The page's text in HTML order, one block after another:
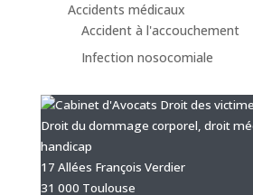
Accidents médicaux
Accident à l'accouchement
Infection nosocomiale
Droit du dommage corporel, droit
handicap
17 Allées François Verdier
31 000 Toulouse